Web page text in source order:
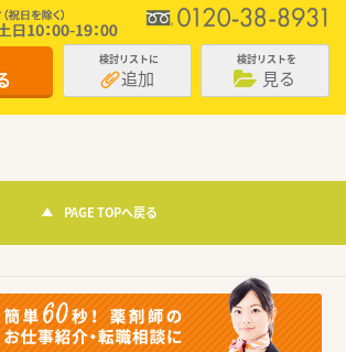
検討リストに
追加
検討リストを
見る
PAGE TOPへ戻る